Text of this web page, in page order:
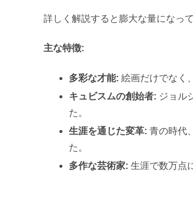
詳しく解説すると膨大な量になっ
主な特徴:
多彩な才能: 絵画だけでなく
キュビスムの創始者: ジョル
た。
生涯を通じた変革: 青の時代
た。
多作な芸術家: 生涯で数万点